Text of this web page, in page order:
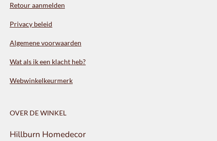
Retour aanmelden
Privacy beleid
Algemene voorwaarden
Wat als ik een klacht heb?
Webwinkelkeurmerk
OVER DE WINKEL
Hillburn Homedecor